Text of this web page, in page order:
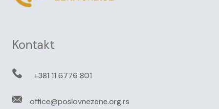
Kontakt
+381 11 6776 801
office@poslovnezene.org.rs